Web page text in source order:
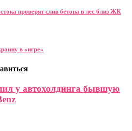
проверят слив бетона в лес близ ЖК
в «игре»
у автохолдинга бывшую